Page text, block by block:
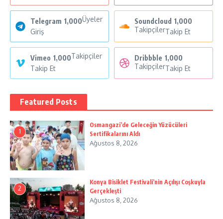
Telegram 1,000Üyeler
Giriş
Soundcloud 1,000
TakipçilerTakip Et
Vimeo 1,000Takipçiler
Takip Et
Dribbble 1,000
TakipçilerTakip Et
Featured Posts
1
Osmangazi’de Geleceğin Yüzücüleri
Sertifikalarını Aldı
Ağustos 8, 2026
2
Konya Bisiklet Festivali’nin Açılışı Coşkuyla
Gerçekleşti
Ağustos 8, 2026